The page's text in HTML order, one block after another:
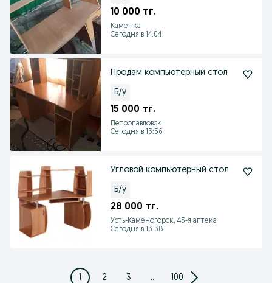
10 000 тг.
Каменка
Сегодня в 14:04
Продам компьютерный стол
Б/у
15 000 тг.
Петропавловск
Сегодня в 13:56
Угловой компьютерный стол
Б/у
28 000 тг.
Усть-Каменогорск, 45-я аптека
Сегодня в 13:38
1 2 3 ... 100